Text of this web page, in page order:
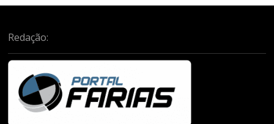
Redação: